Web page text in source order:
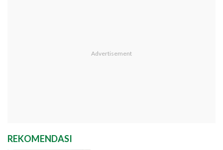
REKOMENDASI